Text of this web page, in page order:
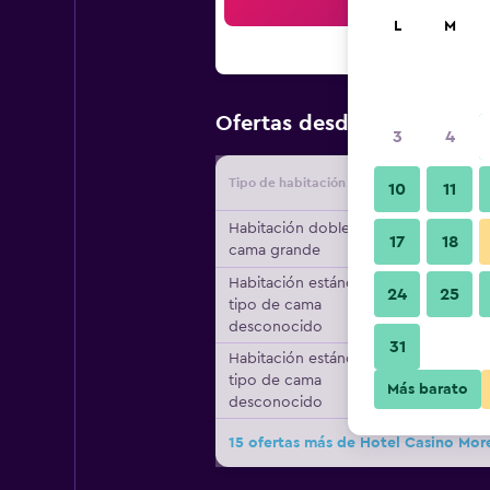
Ofertas desde Oferta
Tipo de habitación
Habitación doble, 1
cama grande
Habitación estándar,
tipo de cama
desconocido
Habitación estándar,
tipo de cama
desconocido
15 ofertas más de Hotel Casino
L M
3 4
10 11
17 18
24 25
31
Más barato